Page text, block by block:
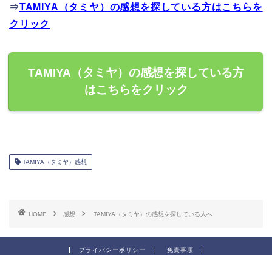
⇒TAMIYA（タミヤ）の感想を探している方はこちらを
クリック
TAMIYA（タミヤ）の感想を探している方
はこちらをクリック
TAMIYA（タミヤ）感想
HOME 感想 TAMIYA（タミヤ）の感想を探している人へ
プライバシーポリシー 免責事項